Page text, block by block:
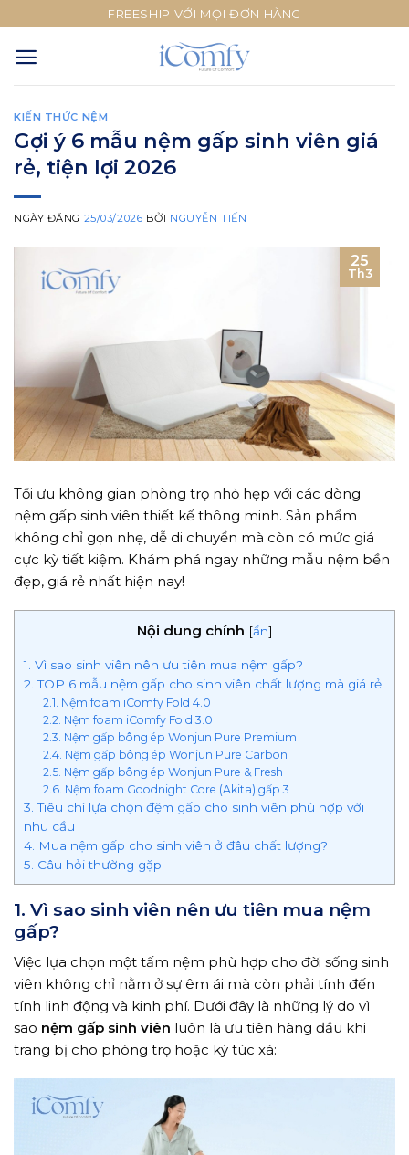
to
content
FREESHIP VỚI MỌI ĐƠN HÀNG
KIẾN THỨC NỆM
Gợi ý 6 mẫu nệm gấp sinh viên giá
rẻ, tiện lợi 2026
NGÀY ĐĂNG 25/03/2026 BỞI NGUYỄN TIẾN
25
Th3
Tối ưu không gian phòng trọ nhỏ hẹp với các dòng
nệm gấp sinh viên thiết kế thông minh. Sản phẩm
không chỉ gọn nhẹ, dễ di chuyển mà còn có mức giá
cực kỳ tiết kiệm. Khám phá ngay những mẫu nệm bền
đẹp, giá rẻ nhất hiện nay!
Nội dung chính [ẩn]
1. Vì sao sinh viên nên ưu tiên mua nệm gấp?
2. TOP 6 mẫu nệm gấp cho sinh viên chất lượng mà giá rẻ
2.1. Nệm foam iComfy Fold 4.0
2.2. Nệm foam iComfy Fold 3.0
2.3. Nệm gấp bông ép Wonjun Pure Premium
2.4. Nệm gấp bông ép Wonjun Pure Carbon
2.5. Nệm gấp bông ép Wonjun Pure & Fresh
2.6. Nệm foam Goodnight Core (Akita) gấp 3
3. Tiêu chí lựa chọn đệm gấp cho sinh viên phù hợp với
nhu cầu
4. Mua nệm gấp cho sinh viên ở đâu chất lượng?
5. Câu hỏi thường gặp
1. Vì sao sinh viên nên ưu tiên mua nệm
gấp?
Việc lựa chọn một tấm nệm phù hợp cho đời sống sinh
viên không chỉ nằm ở sự êm ái mà còn phải tính đến
tính linh động và kinh phí. Dưới đây là những lý do vì
sao nệm gấp sinh viên luôn là ưu tiên hàng đầu khi
trang bị cho phòng trọ hoặc ký túc xá: